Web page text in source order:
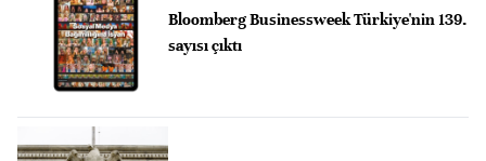
Bloomberg Businessweek Türkiye'nin 139.
sayısı çıktı